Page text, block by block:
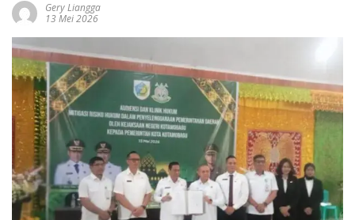
Gery Liangga
13 Mei 2026